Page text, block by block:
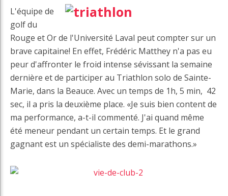
L'équipe de
golf du
Rouge et Or de l'Université Laval peut compter sur un
brave capitaine! En effet, Frédéric Matthey n'a pas eu
peur d'affronter le froid intense sévissant la semaine
dernière et de participer au Triathlon solo de Sainte-
Marie, dans la Beauce. Avec un temps de 1h, 5 min, 42
sec, il a pris la deuxième place. «Je suis bien content de
ma performance, a-t-il commenté. J'ai quand même
été meneur pendant un certain temps. Et le grand
gagnant est un spécialiste des demi-marathons.»